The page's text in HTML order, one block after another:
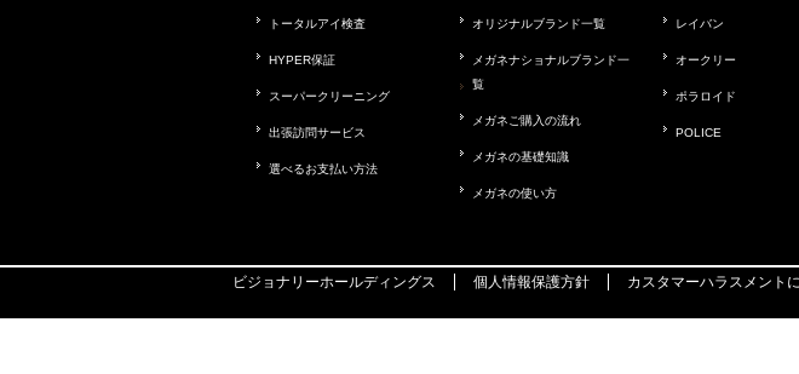
トータルアイ検査
HYPER保証
スーパークリーニング
出張訪問サービス
選べるお支払い方法
オリジナルブランド一覧
メガネナショナルブランド一
覧
メガネご購入の流れ
メガネの基礎知識
メガネの使い方
レイバン
オークリー
ポラロイド
POLICE
ビジョナリーホールディングス 個人情報保護方針 カスタマーハラスメント